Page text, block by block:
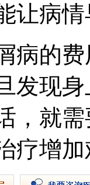
让病
病的
发现
，就
疗增加